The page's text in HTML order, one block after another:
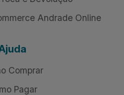
Andrade Online
Comprar
Pagar